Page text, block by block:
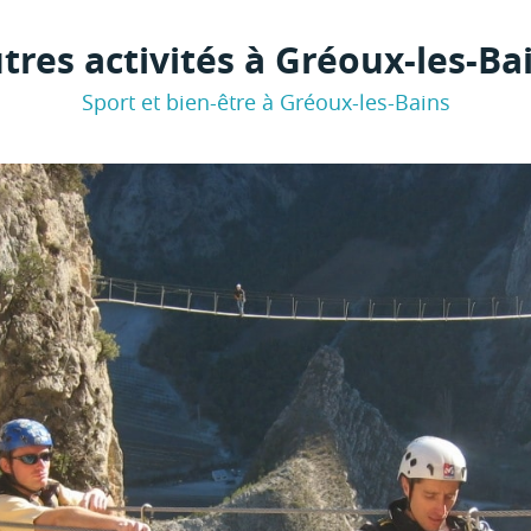
activités à Gréoux-les-
Sport et bien-être à Gréoux-les-Bains